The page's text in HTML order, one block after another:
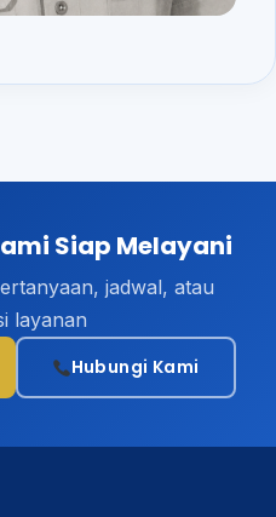
Siap Melayani
jadwal, atau
layanan
Hubungi Kami